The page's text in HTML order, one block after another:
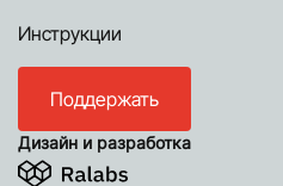
Инструкции
Поддержать
Дизайн и разработка